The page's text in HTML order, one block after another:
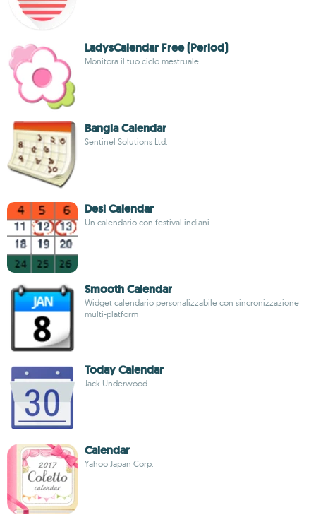
LadysCalendar Free (Period)
Monitora il tuo ciclo mestruale
Bangla Calendar
Sentinel Solutions Ltd.
Desi Calendar
Un calendario con festival indiani
Smooth Calendar
Widget calendario personalizzabile con sincronizzazione
multi-platform
Today Calendar
Jack Underwood
Calendar
Yahoo Japan Corp.